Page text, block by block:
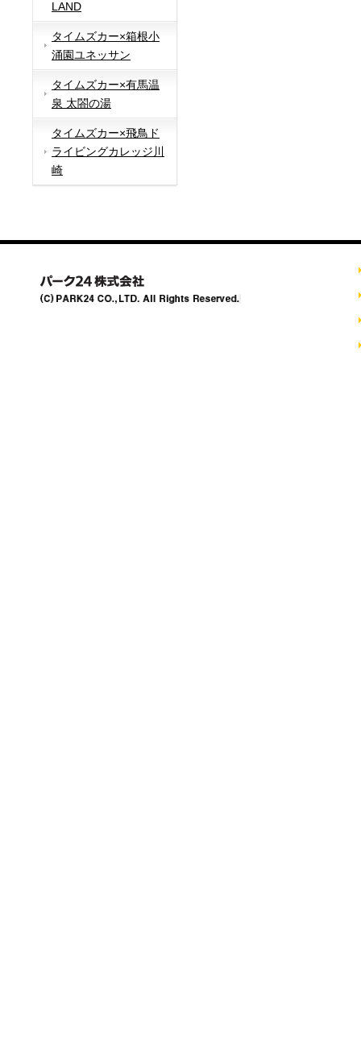
LAND
タイムズカー×箱根小
涌園ユネッサン
タイムズカー×有馬温
泉 太閤の湯
タイムズカー×飛鳥ド
ライビングカレッジ川
崎